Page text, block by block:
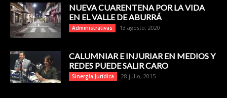
NUEVA CUARENTENA POR LA VIDA
EN EL VALLE DE ABURRÁ
Administrativas 13 agosto, 2020
CALUMNIAR E INJURIAR EN MEDIOS Y
REDES PUEDE SALIR CARO
Sinergia Jurídica 28 julio, 2015